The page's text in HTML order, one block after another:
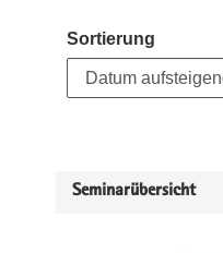
Sortierung
Seminarübersicht